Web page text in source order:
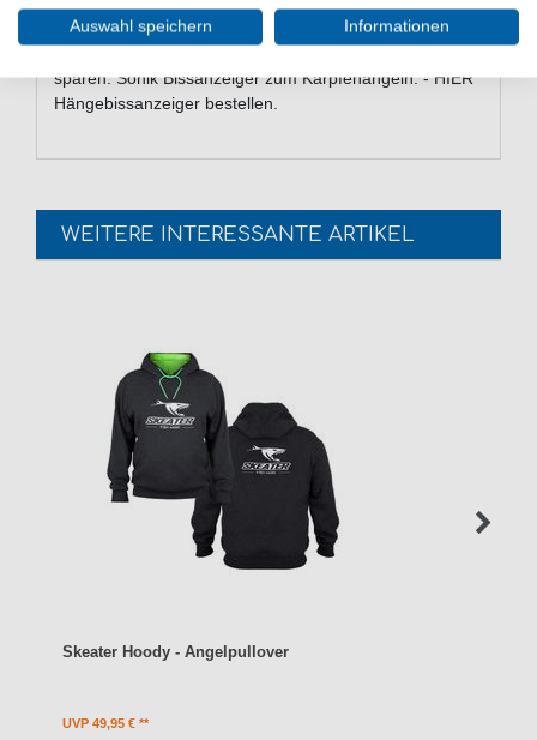
Farbe
sparen. Sonik Bissanzeiger zum Karpfenangeln. - HIER
Hängebissanzeiger bestellen.
WEITERE INTERESSANTE ARTIKEL
Skeater Hoody - Angelpullover
UVP 49,95 €
Auswahl speichern Informationen